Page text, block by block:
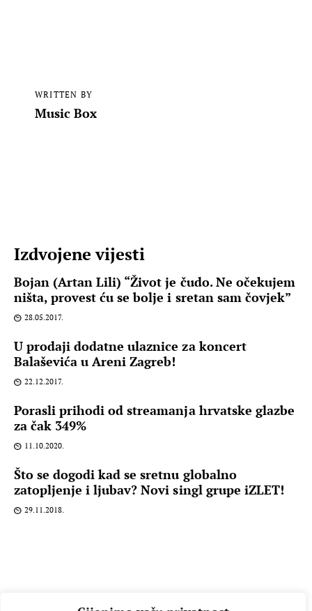
WRITTEN BY
Music Box
Izdvojene vijesti
Bojan (Artan Lili) “Život je čudo. Ne očekujem
ništa, provest ću se bolje i sretan sam čovjek”
28.05.2017.
U prodaji dodatne ulaznice za koncert
Balaševića u Areni Zagreb!
22.12.2017.
Porasli prihodi od streamanja hrvatske glazbe
za čak 349%
11.10.2020.
Što se dogodi kad se sretnu globalno
zatopljenje i ljubav? Novi singl grupe iZLET!
29.11.2018.